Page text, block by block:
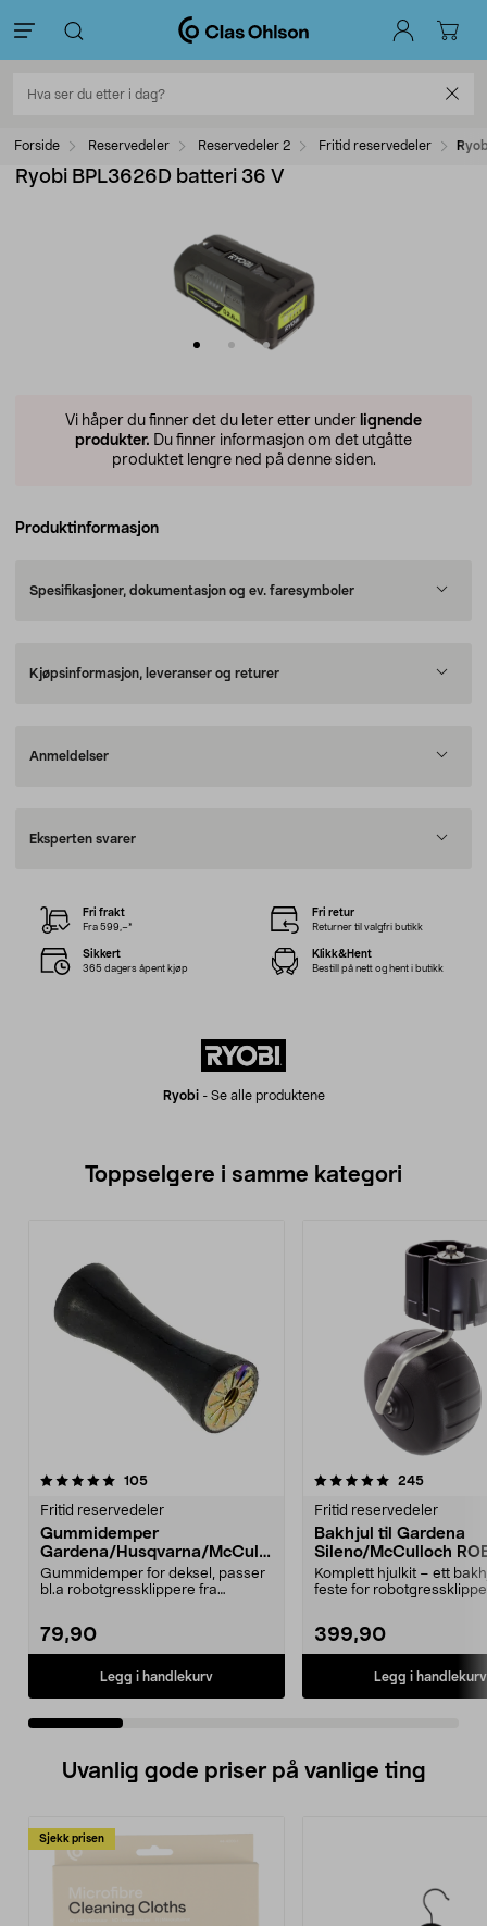
Forside Reservedeler Reservedeler 2 Fritid reservedeler
Ryobi BPL3626D batteri 36 V
Vi håper du finner det du leter etter under lignende
produkter. Du finner informasjon om det utgåtte
produktet lengre ned på denne siden.
Produktinformasjon
Spesifikasjoner, dokumentasjon og ev. faresymboler
Kjøpsinformasjon, leveranser og returer
Anmeldelser
Eksperten svarer
Ryobi- Se alle produktene
Fri frakt
Fra 599,–*
Fri retur
Returner til valgfri butikk
Sikkert
365 dagers åpent kjøp
Klikk&Hent
Bestill på nett og hent i butikk
Toppselgere i samme kategori
105anmeldelser
Fritid reservedeler
Gummidemper
Gardena/Husqvarna/McCullo
ch/Flymo
Gummidemper for deksel, passer
bl.a robotgressklippere fra
79,90
Legg i handlekurv
5.0 av 5 stjerner 245
Fritid reservedeler
Bakhjul til Gardena
Sileno/McCulloch
Easilife
Komplett hjulkit – ett
feste for
399,90
Legg i handlekurv
4.5 av 5 stjerner
Uvanlig gode priser på vanlige ting
Sjekk prisen